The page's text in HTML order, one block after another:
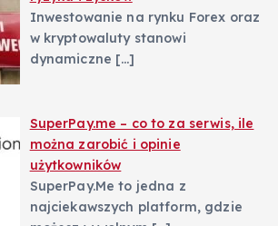
Inwestowanie na rynku Forex oraz
w kryptowaluty stanowi
dynamiczne […]
SuperPay.me – co to za serwis, ile
można zarobić i opinie
użytkowników
SuperPay.Me to jedna z
najciekawszych platform, gdzie